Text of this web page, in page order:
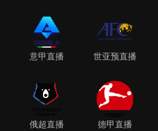
意甲直播 世亚预直播
俄超直播 德甲直播